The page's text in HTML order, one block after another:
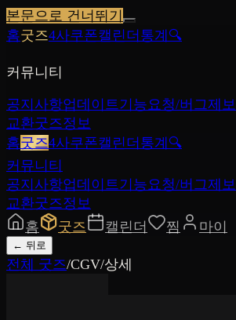
본문으로 건너뛰기
홈굿즈4사쿠폰캘린더 통계 🔍
커뮤니티
공지사항업데이트기능요청/버그제보
교환굿즈정보
홈굿즈4사쿠폰캘린더 통계 🔍
커뮤니티
공지사항업데이트기능요청/버그제보
교환굿즈정보
홈
굿즈 캘린더 찜 마이
← 뒤로
전체 굿즈/CGV/상세